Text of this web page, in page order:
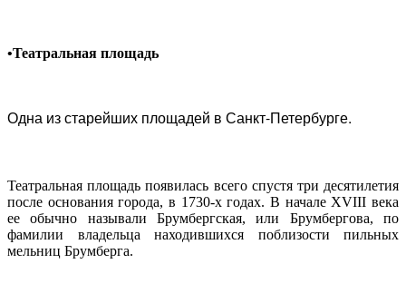
•Театральная площадь
Одна из старейших площадей в Санкт-Петербурге.
Театральная площадь появилась всего спустя три десятилетия
после основания города, в 1730-х годах. В начале XVIII века
ее обычно называли Брумбергская, или Брумбергова, по
фамилии владельца находившихся поблизости пильных
мельниц Брумберга.